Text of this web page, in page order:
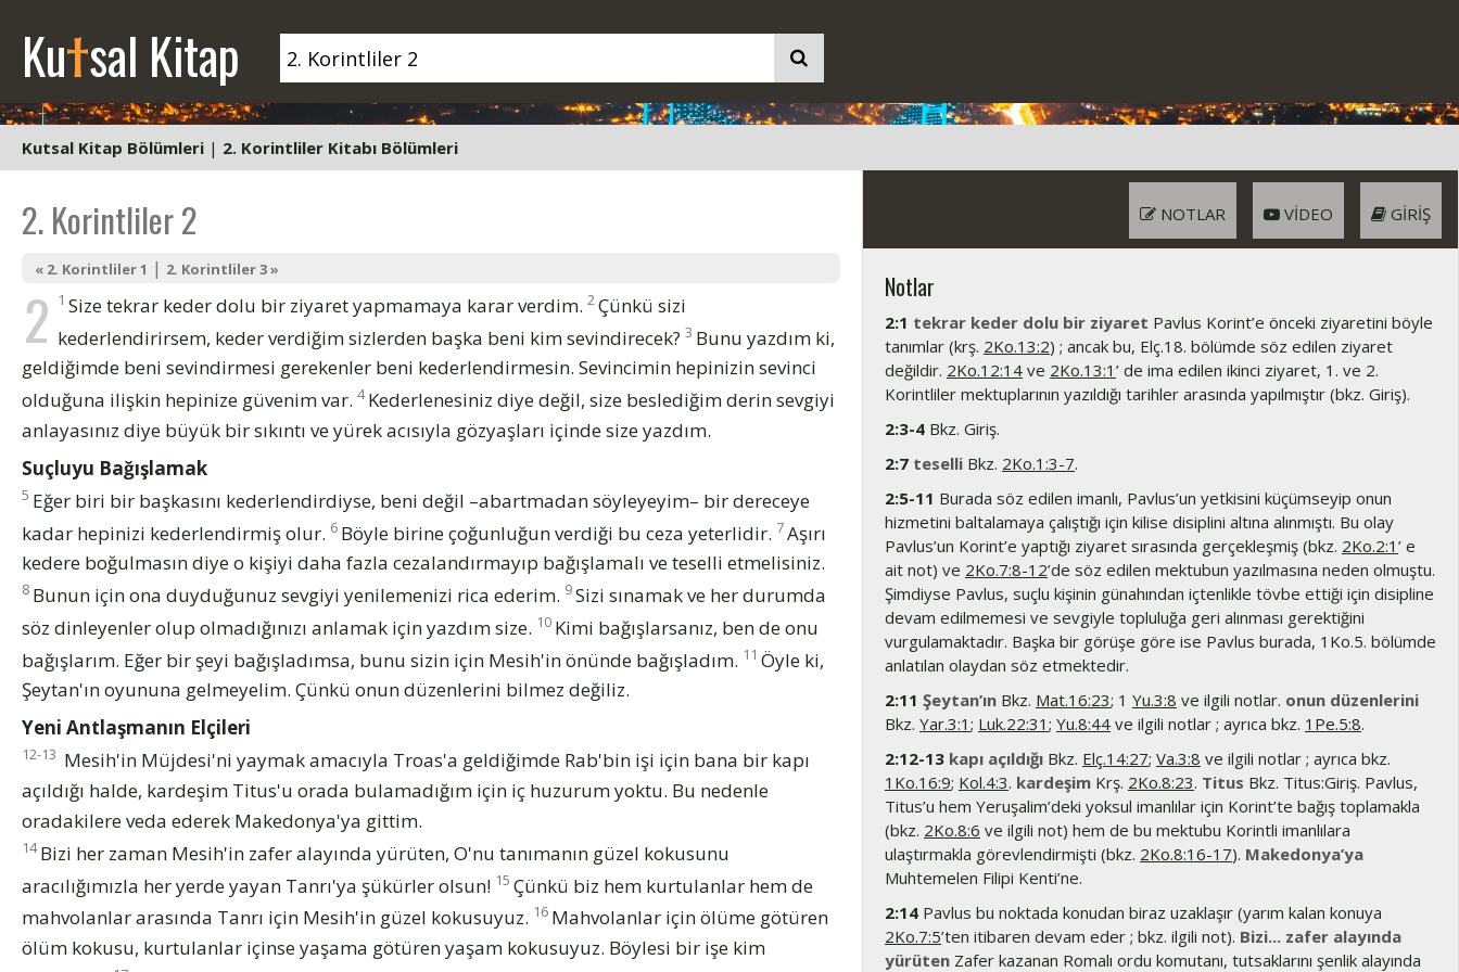
Kutsal Kitap
Kutsal Kitap Bölümleri | 2. Korintliler Kitabı Bölümleri
2. Korintliler 2
« 2. Korintliler 1 | 2. Korintliler 3 »
2 1 Size tekrar keder dolu bir ziyaret yapmamaya karar verdim. 2Çünkü sizi
kederlendirirsem, keder verdiğim sizlerden başka beni kim sevindirecek? 3 Bunu yazdım ki,
geldiğimde beni sevindirmesi gerekenler beni kederlendirmesin. Sevincimin hepinizin sevinci
olduğuna ilişkin hepinize güvenim var. 4 Kederlenesiniz diye değil, size beslediğim derin sevgiyi
anlayasınız diye büyük bir sıkıntı ve yürek acısıyla gözyaşları içinde size yazdım.
Suçluyu Bağışlamak
5 Eğer biri bir başkasını kederlendirdiyse, beni değil –abartmadan söyleyeyim– bir dereceye
kadar hepinizi kederlendirmiş olur. 6 Böyle birine çoğunluğun verdiği bu ceza yeterlidir. 7Aşırı
kedere boğulmasın diye o kişiyi daha fazla cezalandırmayıp bağışlamalı ve teselli etmelisiniz.
8 Bunun için ona duyduğunuz sevgiyi yenilemenizi rica ederim. 9Sizi sınamak ve her durumda
söz dinleyenler olup olmadığınızı anlamak için yazdım size. 10 Kimi bağışlarsanız, ben de onu
bağışlarım. Eğer bir şeyi bağışladımsa, bunu sizin için Mesih'in önünde bağışladım. 11 Öyle ki,
Şeytan'ın oyununa gelmeyelim. Çünkü onun düzenlerini bilmez değiliz.
Yeni Antlaşmanın Elçileri
12-13 Mesih'in Müjdesi'ni yaymak amacıyla Troas'a geldiğimde Rab'bin işi için bana bir kapı
açıldığı halde, kardeşim Titus'u orada bulamadığım için iç huzurum yoktu. Bu nedenle
oradakilere veda ederek Makedonya'ya gittim.
14 Bizi her zaman Mesih'in zafer alayında yürüten, O'nu tanımanın güzel kokusunu
aracılığımızla her yerde yayan Tanrı'ya şükürler olsun! 15 Çünkü biz hem kurtulanlar hem de
mahvolanlar arasında Tanrı için Mesih'in güzel kokusuyuz. 16 Mahvolanlar için ölüme götüren
ölüm kokusu, kurtulanlar içinse yaşama götüren yaşam kokusuyuz. Böylesi bir işe kim
GIRIŞ
VIDEO
NOTLAR
Notlar
2:1 tekrar keder dolu bir ziyaret Pavlus Korint’e önceki ziyaretini böyle
tanımlar (krş. 2Ko.13:2) ; ancak bu, Elç.18. bölümde söz edilen ziyaret
değildir. 2Ko.12:14 ve 2Ko.13:1 ’ de ima edilen ikinci ziyaret, 1. ve 2.
Korintliler mektuplarının yazıldığı tarihler arasında yapılmıştır (bkz. Giriş).
2:3-4 Bkz. Giriş.
2:7 teselli Bkz. 2Ko.1:3-7.
2:5-11 Burada söz edilen imanlı, Pavlus’un yetkisini küçümseyip onun
hizmetini baltalamaya çalıştığı için kilise disiplini altına alınmıştı. Bu olay
Pavlus’un Korint’e yaptığı ziyaret sırasında gerçekleşmiş (bkz. 2Ko.2:1 ’ e
ait not) ve 2Ko.7:8-12’de söz edilen mektubun yazılmasına neden olmuştu.
Şimdiyse Pavlus, suçlu kişinin günahından içtenlikle tövbe ettiği için disipline
devam edilmemesi ve sevgiyle topluluğa geri alınması gerektiğini
vurgulamaktadır. Başka bir görüşe göre ise Pavlus burada, 1Ko.5. bölümde
anlatılan olaydan söz etmektedir.
2:11 Şeytan’ın Bkz. Mat.16:23; 1 Yu.3:8 ve ilgili notlar. onun düzenlerini
Bkz. Yar.3:1 ; Luk.22:31 ; Yu.8:44 ve ilgili notlar ; ayrıca bkz. 1Pe.5:8.
2:12-13 kapı açıldığı Bkz. Elç.14:27; Va.3:8 ve ilgili notlar ; ayrıca bkz.
1Ko.16:9; Kol.4:3. kardeşim Krş. 2Ko.8:23. Titus Bkz. Titus:Giriş. Pavlus,
Titus’u hem Yeruşalim’deki yoksul imanlılar için Korint’te bağış toplamakla
(bkz. 2Ko.8:6 ve ilgili not) hem de bu mektubu Korintli imanlılara
ulaştırmakla görevlendirmişti (bkz. 2Ko.8:16-17). Makedonya’ya
Muhtemelen Filipi Kenti’ne.
2:14 Pavlus bu noktada konudan biraz uzaklaşır (yarım kalan konuya
2Ko.7:5’ten itibaren devam eder ; bkz. ilgili not). Bizi... zafer alayında
yürüten Zafer kazanan Romalı ordu komutanı, tutsaklarını şenlik alayında